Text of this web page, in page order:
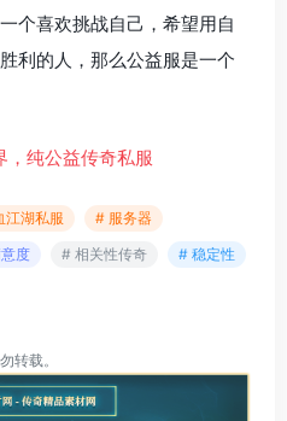
个喜欢挑战自己，希望用自
利的人，那么公益服是一个
江湖私服
# 服务器
度 # 相关性传奇
# 稳定性
转载。